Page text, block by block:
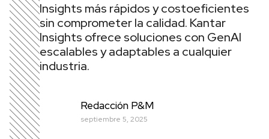
Insights más rápidos y costoeficientes
sin comprometer la calidad. Kantar
Insights ofrece soluciones con GenAI
escalables y adaptables a cualquier
industria.
Redacción P&M
septiembre 5, 2025